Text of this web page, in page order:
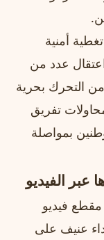
أمنية
عدد من
التحرك بحرية
تفريق
بمواصلة
عبر الفيديو
فيديو
عنيف على